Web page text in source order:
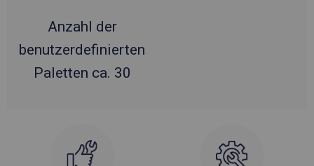
Anzahl der
benutzerdefinierten
Paletten ca. 30